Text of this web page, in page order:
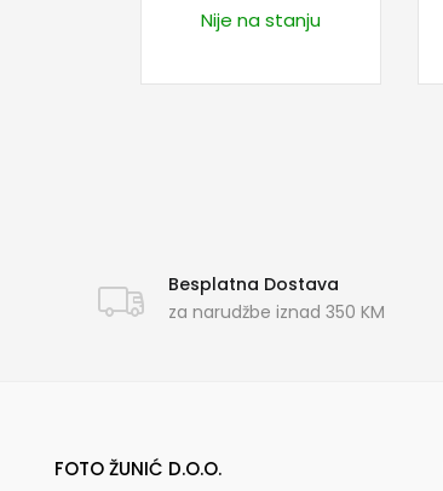
Nije na stanju
Besplatna Dostava
za narudžbe iznad 350 KM
FOTO ŽUNIĆ D.O.O.